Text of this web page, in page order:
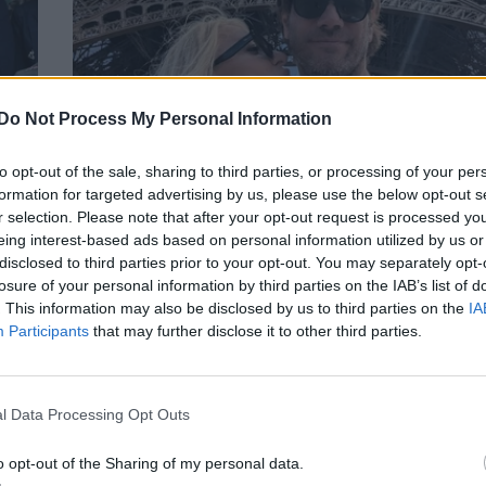
Do Not Process My Personal Information
opt-out of the sale, sharing to third parties, or processing of your
for targeted advertising by us, please use the below opt-out
selection. Please note that after your opt-out request is processed
interest-based ads based on personal information utilized by us
to third parties prior to your opt-out. You may separately
of your personal information by third parties on the IAB’s list of
This information may also be disclosed by us to third parties on the
Participants that may further disclose it to other third parties.
Data Processing Opt Outs
opt-out of the Sharing of my personal data.
Έλσα Τόλη – Αποστόλης Κουτρούλιας: 6
στο Παρίσι
CELEBRITIES